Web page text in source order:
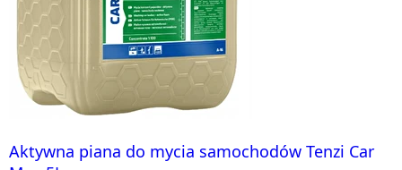
Aktywna piana do mycia samochodów Tenzi Car